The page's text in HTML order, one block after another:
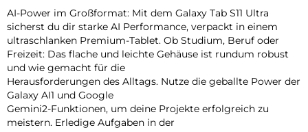
AI-Power im Großformat: Mit dem Galaxy Tab S11 Ultra
sicherst du dir starke AI Performance, verpackt in einem
ultraschlanken Premium-Tablet. Ob Studium, Beruf oder
Freizeit: Das flache und leichte Gehäuse ist rundum robust
und wie gemacht für die
Herausforderungen des Alltags. Nutze die geballte Power der
Galaxy AI1 und Google
Gemini2-Funktionen, um deine Projekte erfolgreich zu
meistern. Erledige Aufgaben in der